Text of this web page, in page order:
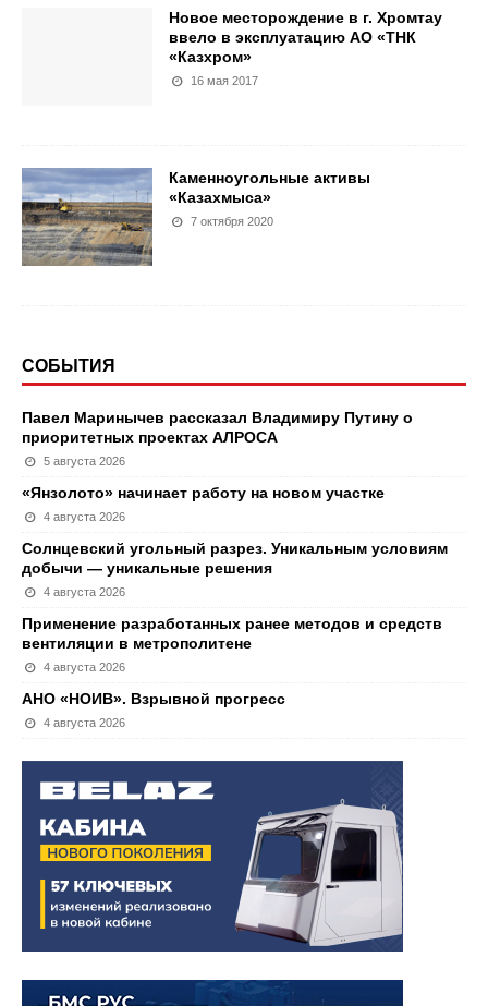
Новое месторождение в г. Хромтау
ввело в эксплуатацию АО «ТНК
«Казхром»
16 мая 2017
Каменноугольные активы
«Казахмыса»
7 октября 2020
СОБЫТИЯ
Павел Маринычев рассказал Владимиру Путину о
приоритетных проектах АЛРОСА
5 августа 2026
«Янзолото» начинает работу на новом участке
4 августа 2026
Солнцевский угольный разрез. Уникальным условиям
добычи — уникальные решения
4 августа 2026
Применение разработанных ранее методов и средств
вентиляции в метрополитене
4 августа 2026
АНО «НОИВ». Взрывной прогресс
4 августа 2026